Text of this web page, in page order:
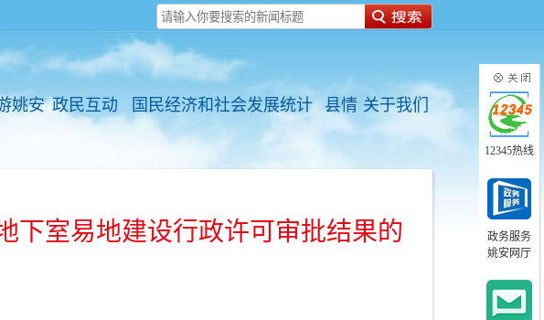
姚安 政民互动 国民经济和社会发展统计 县情 关于我们
下室易地建设行政许可审批结果的
12345热线
政务服务
姚安网厅